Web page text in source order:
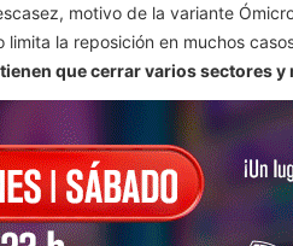
motivo de la variante
la reposición en muchos
que cerrar varios sectores y